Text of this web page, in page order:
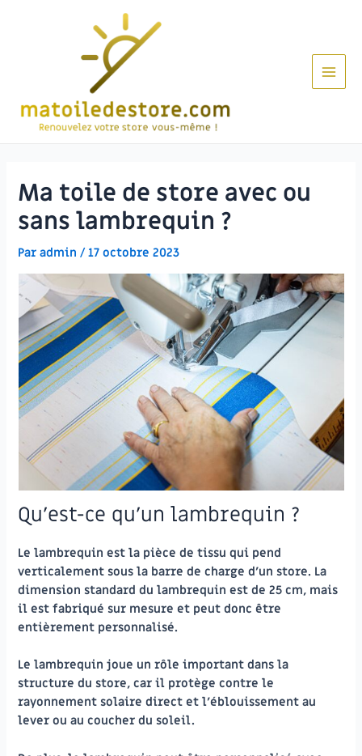
Main
Ma toile de store avec ou
sans lambrequin ?
Paradmin/17 octobre 2023
Qu’est-ce qu’un lambrequin ?
Le lambrequin est la pièce de tissu qui pend
verticalement sous la barre de charge d’un store. La
dimension standard du lambrequin est de 25 cm, mais
il est fabriqué sur mesure et peut donc être
entièrement personnalisé.
Le lambrequin joue un rôle important dans la
structure du store, car il protège contre le
rayonnement solaire direct et l’éblouissement au
lever ou au coucher du soleil.